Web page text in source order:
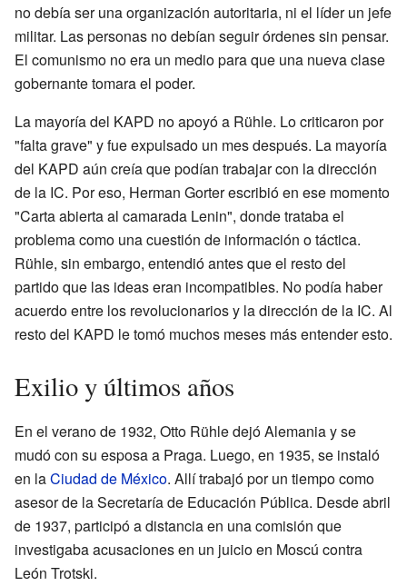
no debía ser una organización autoritaria, ni el líder un jefe
militar. Las personas no debían seguir órdenes sin pensar.
El comunismo no era un medio para que una nueva clase
gobernante tomara el poder.
La mayoría del KAPD no apoyó a Rühle. Lo criticaron por
"falta grave" y fue expulsado un mes después. La mayoría
del KAPD aún creía que podían trabajar con la dirección
de la IC. Por eso, Herman Gorter escribió en ese momento
"Carta abierta al camarada Lenin", donde trataba el
problema como una cuestión de información o táctica.
Rühle, sin embargo, entendió antes que el resto del
partido que las ideas eran incompatibles. No podía haber
acuerdo entre los revolucionarios y la dirección de la IC. Al
resto del KAPD le tomó muchos meses más entender esto.
Exilio y últimos años
En el verano de 1932, Otto Rühle dejó Alemania y se
mudó con su esposa a Praga. Luego, en 1935, se instaló
en laCiudad de México. Allí trabajó por un tiempo como
asesor de la Secretaría de Educación Pública. Desde abril
de 1937, participó a distancia en una comisión que
investigaba acusaciones en un juicio en Moscú contra
León Trotski.